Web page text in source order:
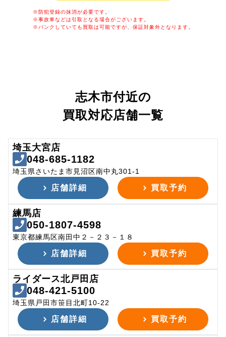
※防犯登録の抹消が必要です。
※事故車などは引取となる場合がございます。
※パンクしていても買取は可能ですが、保証対象外となります。
志木市付近の
買取対応店舗一覧
埼玉大宮店
048-685-1182
埼玉県さいたま市見沼区南中丸301-1
店舗詳細 買取予約
練馬店
050-1807-4598
東京都練馬区南田中２－２３－１８
店舗詳細 買取予約
ライダース北戸田店
048-421-5100
埼玉県戸田市笹目北町10-22
店舗詳細 買取予約